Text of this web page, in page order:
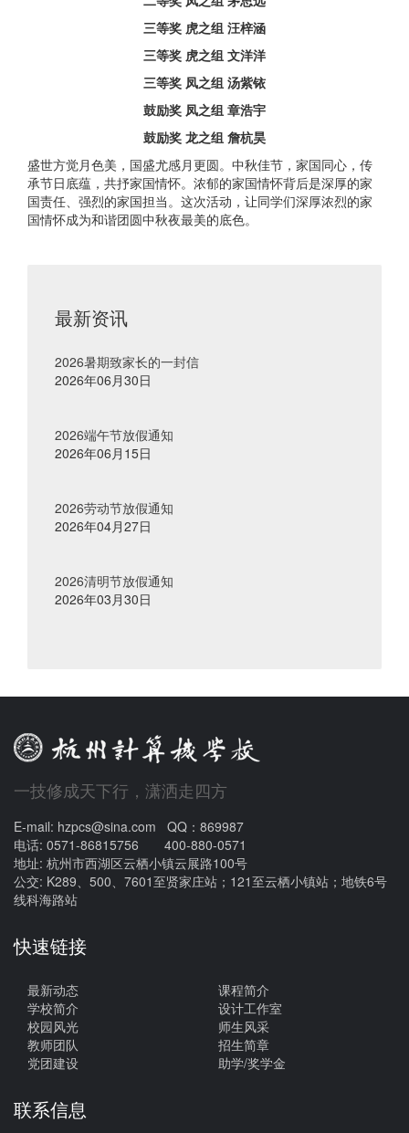
三等奖 虎之组 汪梓涵
三等奖 虎之组 文洋洋
三等奖 凤之组 汤紫铱
鼓励奖 凤之组 章浩宇
鼓励奖 龙之组 詹杭昊
盛世方觉月色美，国盛尤感月更圆。中秋佳节，家国同心，传
承节日底蕴，共抒家国情怀。浓郁的家国情怀背后是深厚的家
国责任、强烈的家国担当。这次活动，让同学们深厚浓烈的家
国情怀成为和谐团圆中秋夜最美的底色。
最新资讯
2026暑期致家长的一封信
2026年06月30日
2026端午节放假通知
2026年06月15日
2026劳动节放假通知
2026年04月27日
2026清明节放假通知
2026年03月30日
一技修成天下行，潇洒走四方
E-mail: hzpcs@sina.com QQ：869987
电话: 0571-86815756 400-880-0571
地址: 杭州市西湖区云栖小镇云展路100号
公交: K289、500、7601至贤家庄站；121至云栖小镇站；地铁6号
线科海路站
快速链接
最新动态
学校简介
校园风光
教师团队
党团建设
课程简介
设计工作室
师生风采
招生简章
助学/奖学金
联系信息